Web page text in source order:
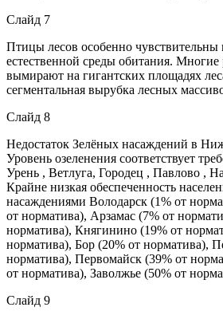
Слайд 7
Птицы лесов особенно чувствительны
естественной среды обитания. Многие
вымирают на гигантских площадях
сегментальная вырубка лесных
Слайд 8
Недостаток Зелёных насаждений в
Уровень озеленения соответствует
Урень , Ветлуга, Городец , Павлово ,
Крайне низкая обеспеченность
насаждениями Володарск (1% от
от норматива), Арзамас (7% от
норматива), Княгинино (19% от
норматива), Бор (20% от норматива),
норматива), Первомайск (39% от
от норматива), Заволжье (50% от
Слайд 9